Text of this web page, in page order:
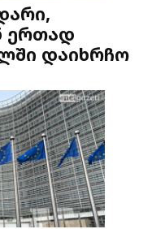
ერთად
დაიხრჩო